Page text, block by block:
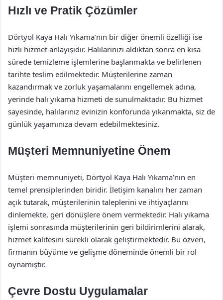
Hızlı ve Pratik Çözümler
Dörtyol Kaya Halı Yıkama’nın bir diğer önemli özelliği ise
hızlı hizmet anlayışıdır. Halılarınızı aldıktan sonra en kısa
sürede temizleme işlemlerine başlanmakta ve belirlenen
tarihte teslim edilmektedir. Müşterilerine zaman
kazandırmak ve zorluk yaşamalarını engellemek adına,
yerinde halı yıkama hizmeti de sunulmaktadır. Bu hizmet
sayesinde, halılarınız evinizin konforunda yıkanmakta, siz de
günlük yaşamınıza devam edebilmektesiniz.
Müşteri Memnuniyetine Önem
Müşteri memnuniyeti, Dörtyol Kaya Halı Yıkama’nın en
temel prensiplerinden biridir. İletişim kanalını her zaman
açık tutarak, müşterilerinin taleplerini ve ihtiyaçlarını
dinlemekte, geri dönüşlere önem vermektedir. Halı yıkama
işlemi sonrasında müşterilerinin geri bildirimlerini alarak,
hizmet kalitesini sürekli olarak geliştirmektedir. Bu özveri,
firmanın büyüme ve gelişme döneminde önemli bir rol
oynamıştır.
Çevre Dostu Uygulamalar